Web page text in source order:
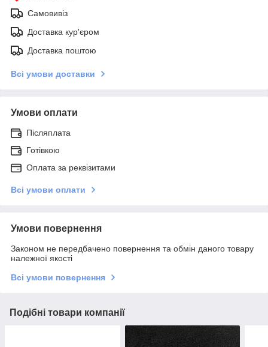
Самовивіз
Доставка кур'єром
Доставка поштою
Всі умови доставки
Умови оплати
Післяплата
Готівкою
Оплата за реквізитами
Всі умови оплати
Умови повернення
Законом не передбачено повернення та обмін даного товару
належної якості
Всі умови повернення
Подібні товари компанії